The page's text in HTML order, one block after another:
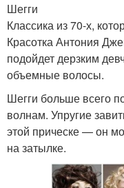
Шегги
Классика из 70-х,
Красотка Антония
подойдет дерзким
объемные волосы.
Шегги больше всего
волнам. Упругие
этой прическе — он
на затылке.